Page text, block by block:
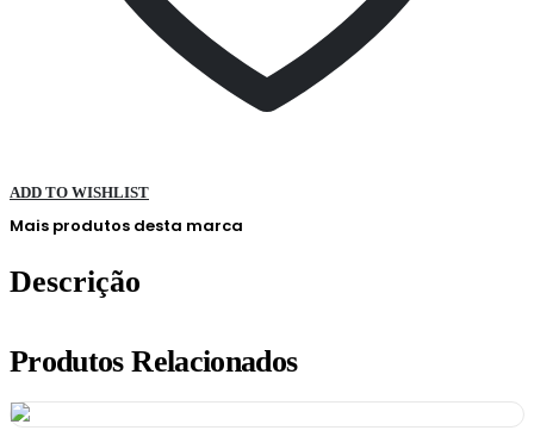
ADD TO WISHLIST
Mais produtos desta marca
Descrição
Produtos Relacionados